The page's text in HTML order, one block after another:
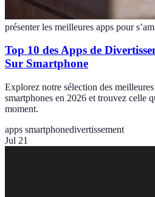
présenter les meilleures apps pour
Top 10 des Apps de
Sur Smartphone
Explorez notre sélection des
smartphones en 2026 et trouvez celle
moment.
apps smartphonedivertissement
Jul 21